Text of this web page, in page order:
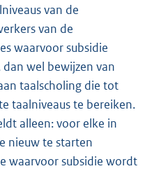
van de
van de
waarvoor subsidie
wel bewijzen van
taalscholing die tot
taalniveaus te bereiken.
alleen: voor elke in
nieuw te starten
waarvoor subsidie wordt